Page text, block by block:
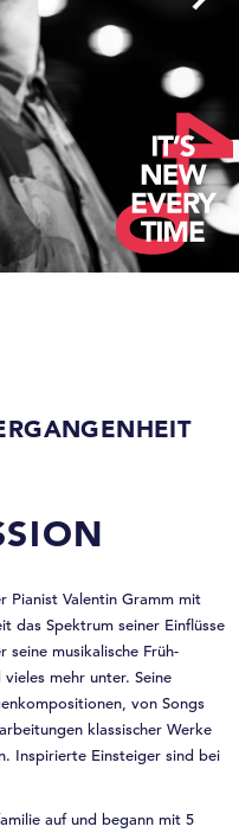
Pianist Valentin Gramm mit
das Spektrum seiner Einflüsse
musikalische Früh-
mehr unter. Seine
von Songs
klassischer Werke
Inspirierte Einsteiger sind bei
auf und begann mit 5